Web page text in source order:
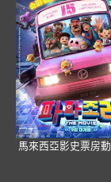
馬來西亞影史票房